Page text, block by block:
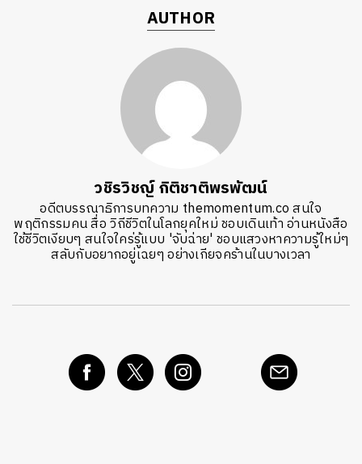
AUTHOR
วชิรวิชญ์ กิติชาติพรพัฒน์
อดีตบรรณาธิการบทความ themomentum.co สนใจ
พฤติกรรมคน สื่อ วิถีชีวิตในโลกยุคใหม่ ชอบเดินเท้า อ่านหนังสือ
ใช้ชีวิตเงียบๆ สนใจใคร่รู้แบบ 'จับฉ่าย' ชอบแสวงหาความรู้ใหม่ๆ
สลับกับอยากอยู่เฉยๆ อย่างเกียจคร้านในบางเวลา